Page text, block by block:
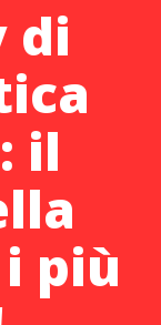
di
il
più